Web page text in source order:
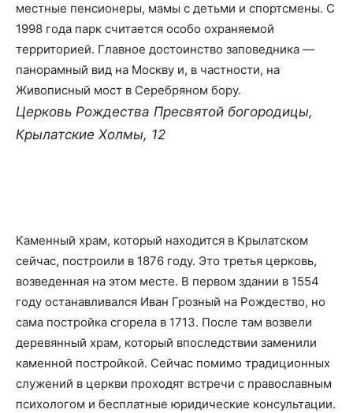
местные пенсионеры, мамы с детьми и спортсмены. С
1998 года парк считается особо охраняемой
территорией. Главное достоинство заповедника —
панорамный вид на Москву и, в частности, на
Живописный мост в Серебряном бору.
Церковь Рождества Пресвятой богородицы,
Крылатские Холмы, 12
Каменный храм, который находится в Крылатском
сейчас, построили в 1876 году. Это третья церковь,
возведенная на этом месте. В первом здании в 1554
году останавливался Иван Грозный на Рождество, но
сама постройка сгорела в 1713. После там возвели
деревянный храм, который впоследствии заменили
каменной постройкой. Сейчас помимо традиционных
служений в церкви проходят встречи с православным
психологом и бесплатные юридические консультации.